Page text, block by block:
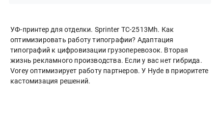
УФ-принтер для отделки. Sprinter ТС-2513Mh. Как
оптимизировать работу типографии? Адаптация
типографий к цифровизации грузоперевозок. Вторая
жизнь рекламного производства. Если у вас нет гибрида.
Vorey оптимизирует работу партнеров. У Hyde в приоритете
кастомизация решений.